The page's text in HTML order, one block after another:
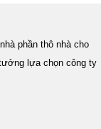
Cám ơn anh Tính
Việt.